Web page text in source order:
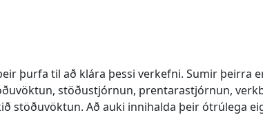
þurfa til að klára þessi verkefni. Sumir þeirra
stöðustjórnun, prentarastjórnun,
Að auki innihalda þeir ótrúlega